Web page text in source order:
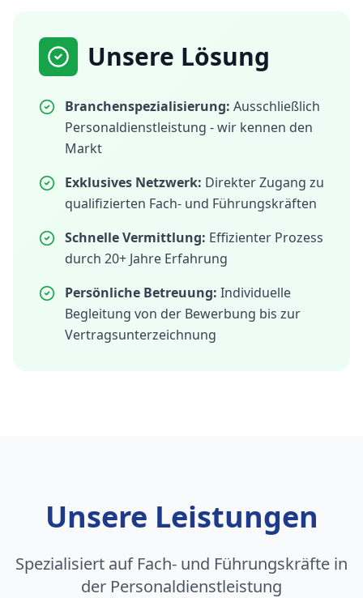
Unsere Lösung
Branchenspezialisierung: Ausschließlich
Personaldienstleistung - wir kennen den
Markt
Exklusives Netzwerk: Direkter Zugang zu
qualifizierten Fach- und Führungskräften
Schnelle Vermittlung: Effizienter Prozess
durch 20+ Jahre Erfahrung
Persönliche Betreuung: Individuelle
Begleitung von der Bewerbung bis zur
Vertragsunterzeichnung
Unsere Leistungen
Spezialisiert auf Fach- und Führungskräfte in
der Personaldienstleistung